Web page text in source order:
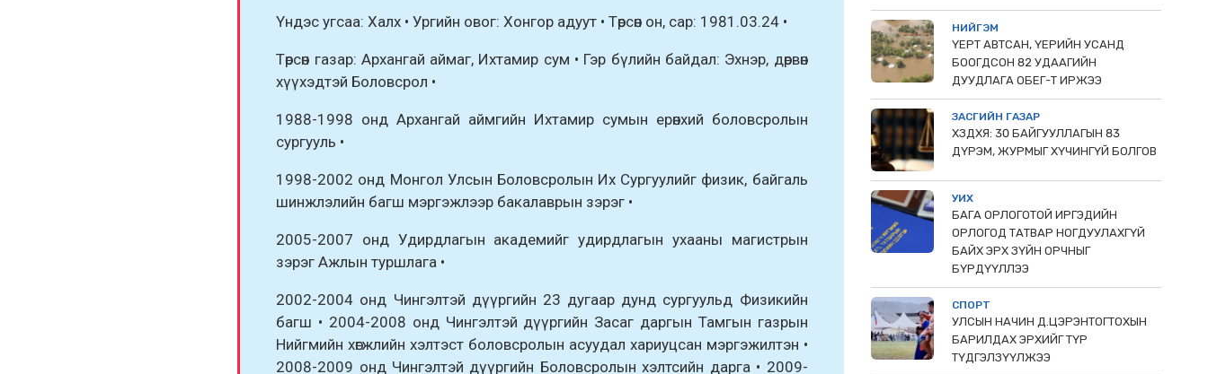
Үндэс угсаа: Халх • Ургийн овог: Хонгор адуут • Төрсөн он, сар: 1981.03.24 •
Төрсөн газар: Архангай аймаг, Ихтамир сум • Гэр бүлийн байдал: Эхнэр, дөрвөн
хүүхэдтэй Боловсрол •
1988-1998 онд Архангай аймгийн Ихтамир сумын ерөнхий боловсролын
сургууль •
1998-2002 онд Монгол Улсын Боловсролын Их Сургуулийг физик, байгаль
шинжлэлийн багш мэргэжлээр бакалаврын зэрэг •
2005-2007 онд Удирдлагын академийг удирдлагын ухааны магистрын
зэрэг Ажлын туршлага •
2002-2004 онд Чингэлтэй дүүргийн 23 дугаар дунд сургуульд Физикийн
багш • 2004-2008 онд Чингэлтэй дүүргийн Засаг даргын Тамгын газрын
Нийгмийн хөгжлийн хэлтэст боловсролын асуудал хариуцсан мэргэжилтэн •
2008-2009 онд Чингэлтэй дүүргийн Боловсролын хэлтсийн дарга • 2009-
НИЙГЭМ
ҮЕРТ АВТСАН, ҮЕРИЙН УСАНД
БООГДСОН 82 УДААГИЙН
ДУУДЛАГА ОБЕГ-Т ИРЖЭЭ
ЗАСГИЙН ГАЗАР
ХЗДХЯ: 30 БАЙГУУЛЛАГЫН 83
ДҮРЭМ, ЖУРМЫГ ХҮЧИНГҮЙ БОЛГОВ
УИХ
БАГА ОРЛОГОТОЙ ИРГЭДИЙН
ОРЛОГОД ТАТВАР НОГДУУЛАХГҮЙ
БАЙХ ЭРХ ЗҮЙН ОРЧНЫГ
БҮРДҮҮЛЛЭЭ
СПОРТ
УЛСЫН НАЧИН Д.ЦЭРЭНТОГТОХЫН
БАРИЛДАХ ЭРХИЙГ ТҮР
ТҮДГЭЛЗҮҮЛЖЭЭ